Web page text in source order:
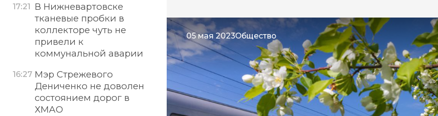
05 мая 2023Общество
17:21 В Нижневартовске
тканевые пробки в
коллекторе чуть не
привели к
коммунальной аварии
16:27 Мэр Стрежевого
Дениченко не доволен
состоянием дорог в
ХМАО